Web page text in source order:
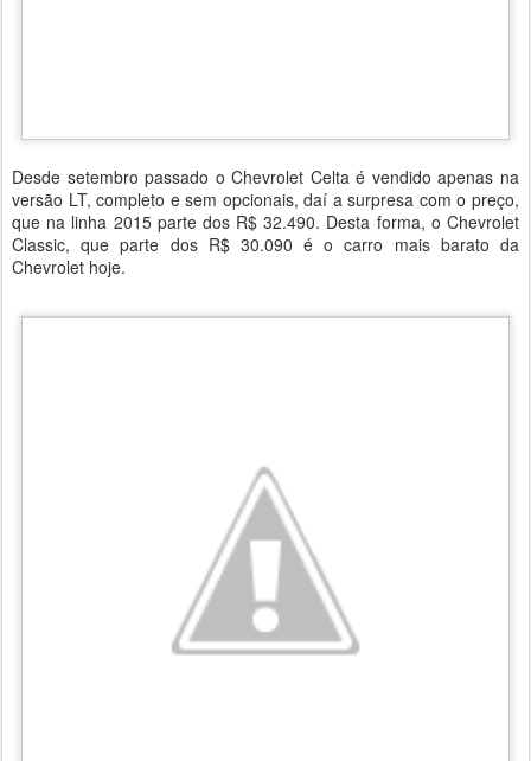
Desde setembro passado o Chevrolet Celta é vendido apenas na
versão LT, completo e sem opcionais, daí a surpresa com o preço,
que na linha 2015 parte dos R$ 32.490. Desta forma, o Chevrolet
Classic, que parte dos R$ 30.090 é o carro mais barato da
Chevrolet hoje.